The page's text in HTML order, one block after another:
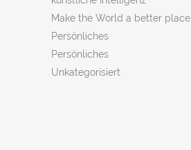
Make the World a better place
Persönliches
Persönliches
Unkategorisiert